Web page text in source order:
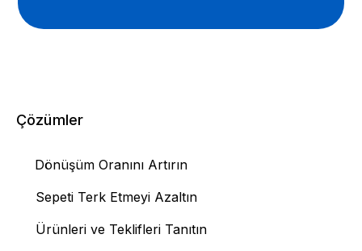
Çözümler
Dönüşüm Oranını Artırın
Sepeti Terk Etmeyi Azaltın
Ürünleri ve Teklifleri Tanıtın